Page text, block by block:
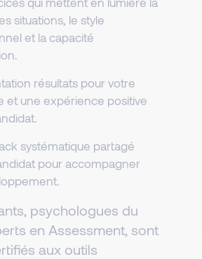
situations, le style
et la capacité
résultats pour votre
et une expérience positive
systématique partagé
pour accompagner
psychologues du
en Assessment, sont
aux outils